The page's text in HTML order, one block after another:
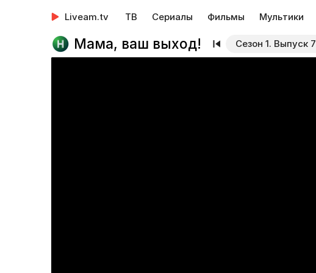
Liveam.tv ТВ Сериалы Фильмы Мультики
Мама, ваш выход! Сезон 1. Выпуск 7